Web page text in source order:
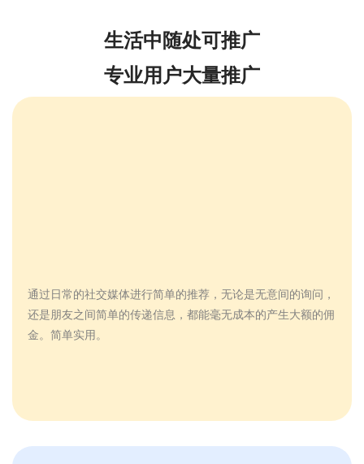
生活中随处可推广
专业用户大量推广
通过日常的社交媒体进行简单的推荐，无论是无意间的询问，
还是朋友之间简单的传递信息，都能毫无成本的产生大额的佣
金。简单实用。